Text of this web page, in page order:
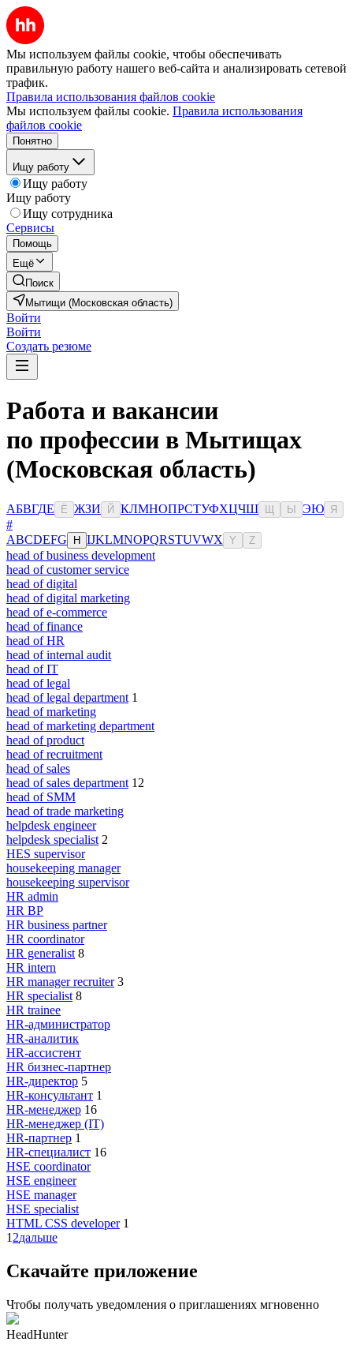
Мы используем файлы cookie, чтобы обеспечивать
правильную работу нашего веб-сайта и анализировать сетевой
трафик.
Правила использования файлов cookie
Мы используем файлы cookie. Правила использования
файлов cookie
Понятно
Ищу работу
Ищу работу
Ищу работу
Ищу сотрудника
Сервисы
Помощь
Ещё
Поиск
Мытищи (Московская область)
Войти
Войти
Создать резюме
Работа и вакансии
по профессии в Мытищах
(Московская область)
АБВГДЕ Ё ЖЗИ Й КЛМНОПРСТУФХЦЧШ Ы ЭЮ Я
#
ABCDEFG H IJKLMNOPQRSTUVWX Y Z
head of business development
head of customer service
head of digital
head of digital marketing
head of e-commerce
head of finance
head of HR
head of internal audit
head of IT
head of legal
head of legal department 1
head of marketing
head of marketing department
head of product
head of recruitment
head of sales
head of sales department 12
head of SMM
head of trade marketing
helpdesk engineer
helpdesk specialist 2
HES supervisor
housekeeping manager
housekeeping supervisor
HR admin
HR BP
HR business partner
HR coordinator
HR generalist 8
HR intern
HR manager recruiter 3
HR specialist 8
HR trainee
HR-администратор
HR-аналитик
HR-ассистент
HR бизнес-партнер
HR-директор 5
HR-консультант 1
HR-менеджер 16
HR-менеджер (IT)
HR-партнер 1
HR-специалист 16
HSE coordinator
HSE engineer
HSE manager
HSE specialist
HTML CSS developer 1
1 2дальше
Скачайте приложение
Чтобы получать уведомления о приглашениях мгновенно
HeadHunter